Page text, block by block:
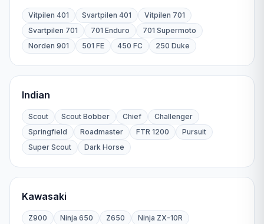
Vitpilen 401 Svartpilen 401
Vitpilen 701
Svartpilen 701
701 Enduro
701 Supermoto
Norden 901
501 FE 450 FC 250 Duke
Indian
Scout Scout Bobber Chief
Challenger
Springfield
Roadmaster FTR 1200
Pursuit
Super Scout
Dark Horse
Kawasaki
Z900 Ninja 650 Z650
Ninja ZX-10R